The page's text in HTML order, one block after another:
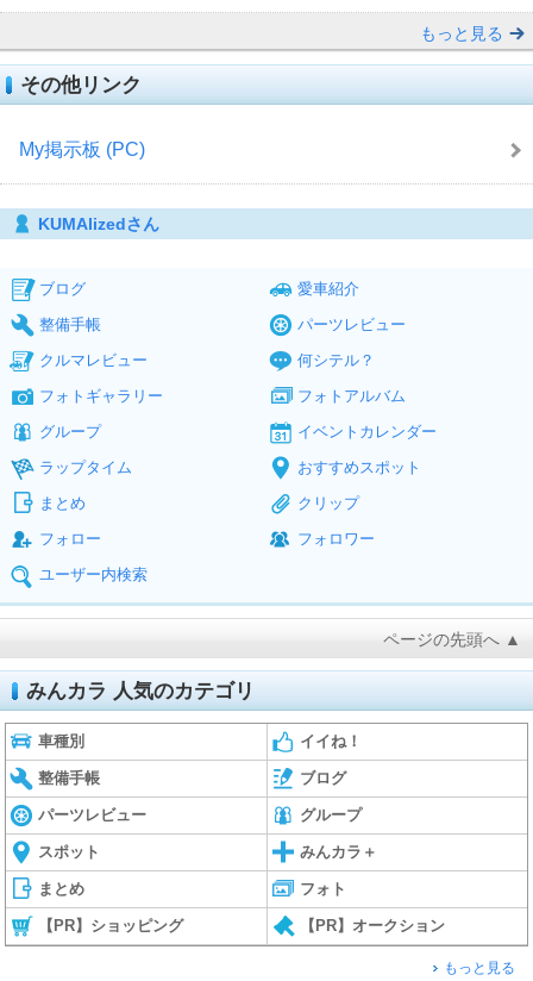
もっと見る
その他リンク
My掲示板 (PC)
KUMAlizedさん
ブログ
愛車紹介
整備手帳
パーツレビュー
クルマレビュー
何シテル？
フォトギャラリー
フォトアルバム
グループ
イベントカレンダー
ラップタイム
おすすめスポット
まとめ
クリップ
フォロー
フォロワー
ユーザー内検索
ページの先頭へ ▲
みんカラ 人気のカテゴリ
車種別 イイね！
整備手帳 ブログ
パーツレビュー グループ
スポット みんカラ＋
まとめ フォト
【PR】ショッピング 【PR】オークション
もっと見る